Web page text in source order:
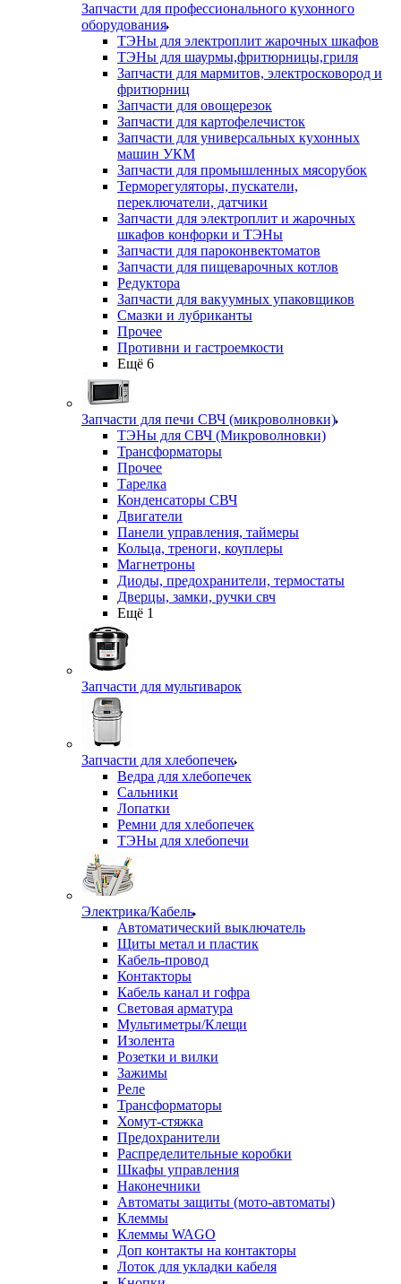
Запчасти для профессионального кухонного
оборудования
ТЭНы для электроплит жарочных шкафов
ТЭНы для шаурмы,фритюрницы,гриля
Запчасти для мармитов, электросковород и
фритюрниц
Запчасти для овощерезок
Запчасти для картофелечисток
Запчасти для универсальных кухонных
машин УКМ
Запчасти для промышленных мясорубок
Терморегуляторы, пускатели,
переключатели, датчики
Запчасти для электроплит и жарочных
шкафов конфорки и ТЭНы
Запчасти для пароконвектоматов
Запчасти для пищеварочных котлов
Редуктора
Запчасти для вакуумных упаковщиков
Смазки и лубриканты
Прочее
Противни и гастроемкости
Ещё 6
Запчасти для печи СВЧ (микроволновки)
ТЭНы для СВЧ (Микроволновки)
Трансформаторы
Прочее
Тарелка
Конденсаторы СВЧ
Двигатели
Панели управления, таймеры
Кольца, треноги, коуплеры
Магнетроны
Диоды, предохранители, термостаты
Дверцы, замки, ручки свч
Ещё 1
Запчасти для мультиварок
Запчасти для хлебопечек
Ведра для хлебопечек
Сальники
Лопатки
Ремни для хлебопечек
ТЭНы для хлебопечи
Электрика/Кабель
Автоматический выключатель
Щиты метал и пластик
Кабель-провод
Контакторы
Кабель канал и гофра
Световая арматура
Мультиметры/Клещи
Изолента
Розетки и вилки
Зажимы
Реле
Трансформаторы
Хомут-стяжка
Предохранители
Распределительные коробки
Шкафы управления
Наконечники
Автоматы защиты (мото-автоматы)
Клеммы
Клеммы WAGO
Доп контакты на контакторы
Лоток для укладки кабеля